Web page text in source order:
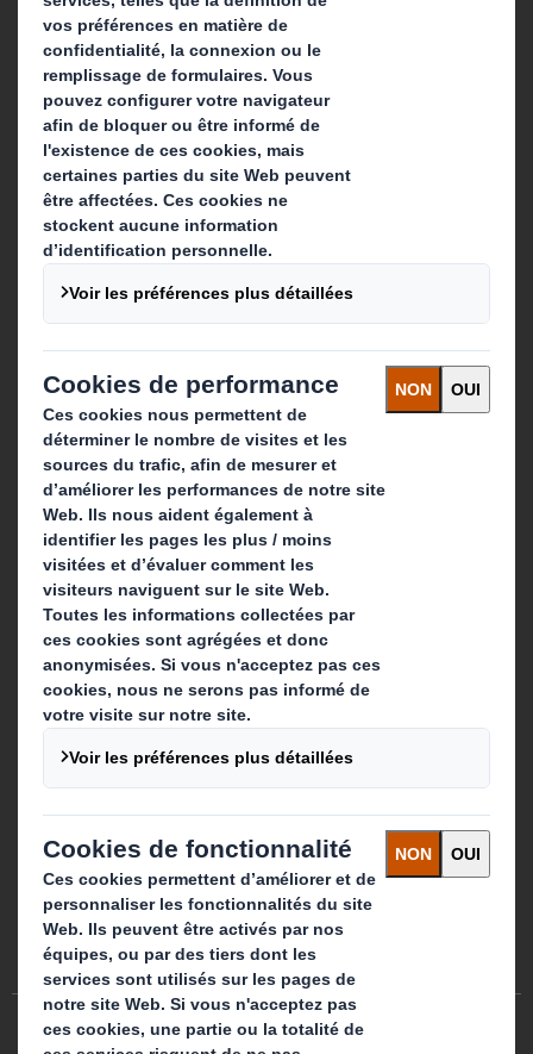
Que faisons-nous ?
Solutions d'emballage
Produits de papier
Services de recyclage
Contact
Nos implantations
Contactez-nous
Suivez-nous
Préférences de cookies Egalité professionnelle